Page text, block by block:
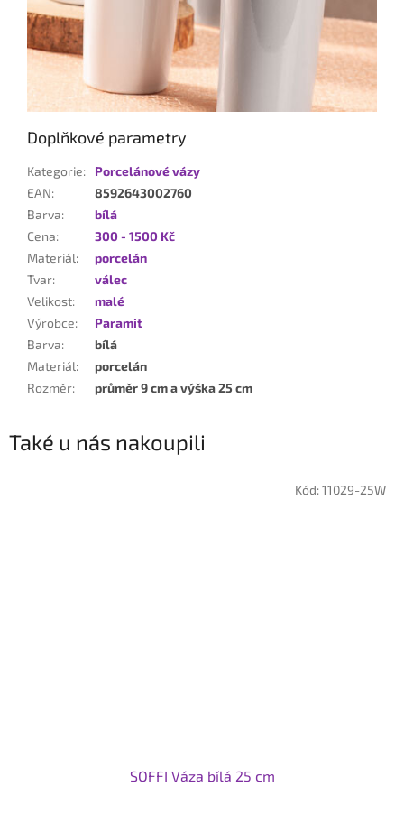
Doplňkové parametry
Kategorie:
Porcelánové vázy
EAN:
8592643002760
Barva:
bílá
Cena:
300 - 1500 Kč
Materiál:
porcelán
Tvar:
válec
Velikost:
malé
Výrobce:
Paramit
Barva:
bílá
Materiál:
porcelán
Rozměr: průměr 9 cm a výška 25 cm
Také u nás nakoupili
SOFFI Váza bílá 25 cm
Kód:11029-25W